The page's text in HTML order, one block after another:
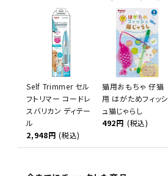
Self Trimmer セル
フトリマー コードレ
スバリカン ディテー
ル
2,948円 (税込)
猫用おもちゃ 仔猫
用 はがためフィッシ
ュ猫じゃらし
492円 (税込)